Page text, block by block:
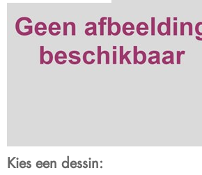
Kies een dessin: